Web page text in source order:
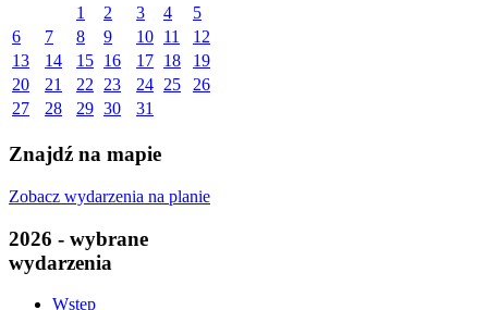
1
2 3 4
5
6
7 8 9 10 11
12
13
14 15 16 17 18
19
20
21 22 23 24 25
26
27
28 29 30 31
Znajdź na mapie
Zobacz wydarzenia na planie
2026 - wybrane
wydarzenia
Wstęp